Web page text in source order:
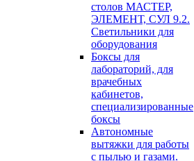
столов МАСТЕР,
ЭЛЕМЕНТ, СУЛ 9.2.
Светильники для
оборудования
Боксы для
лабораторий, для
врачебных
кабинетов,
специализированные
боксы
Автономные
вытяжки для работы
с пылью и газами.